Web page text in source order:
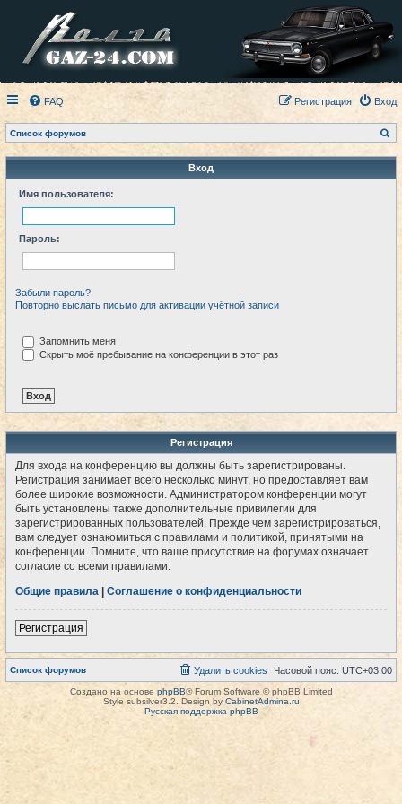
FAQ Вход
Регистрация
Список форумов
о
с
Вход
Имя пользователя:
Пароль:
Забыли пароль?
Повторно выслать письмо для активации учётной записи
Запомнить меня
Скрыть моё пребывание на конференции в этот раз
Регистрация
Для входа на конференцию вы должны быть зарегистрированы.
Регистрация занимает всего несколько минут, но предоставляет вам
более широкие возможности. Администратором конференции могут
быть установлены также дополнительные привилегии для
зарегистрированных пользователей. Прежде чем зарегистрироваться,
вам следует ознакомиться с правилами и политикой, принятыми на
конференции. Помните, что ваше присутствие на форумах означает
согласие со всеми правилами.
Общие правила
Соглашение о конфиденциальности
Регистрация
Список форумов Часовой пояс: UTC+03:00
Удалить cookies
Создано на основе phpBB® Forum Software © phpBB Limited
Style subsilver3.2. Design by CabinetAdmina.ru
Русская поддержка phpBB